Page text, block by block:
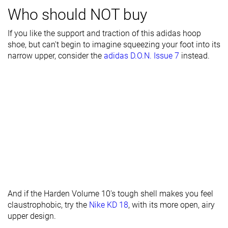
Flexibilidad
Rigidez
torsional
Firmes Firmes Firmes
mediasuela -
antepié
Anchura de la
Who should NOT buy
If you like the support and traction of this adidas hoop
shoe, but can't begin to imagine squeezing your foot into its
narrow upper, consider the adidas D.O.N. Issue 7 instead.
And if the Harden Volume 10's tough shell makes you feel
claustrophobic, try the Nike KD 18, with its more open, airy
upper design.